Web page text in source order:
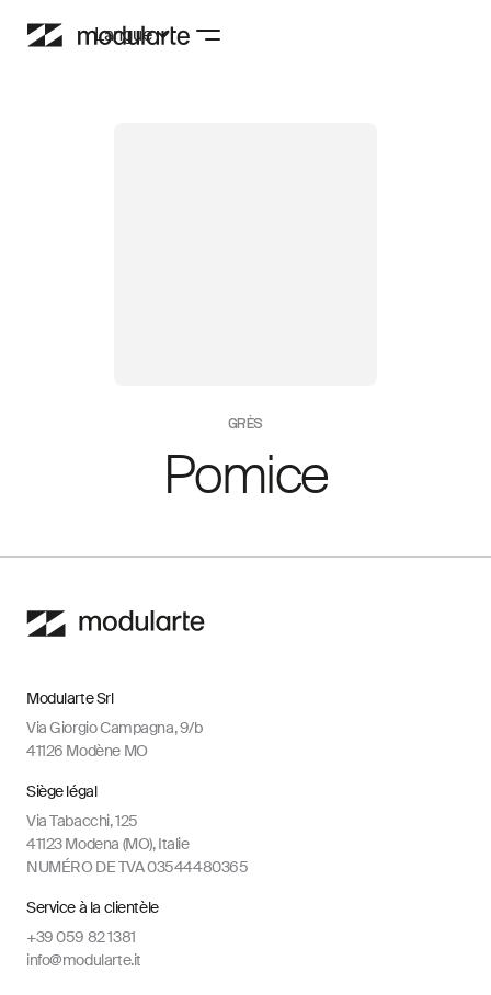
Langue
GRÈS
Pomice
Modularte Srl
Via Giorgio Campagna, 9/b
41126 Modène MO
Siège légal
Via Tabacchi, 125
41123 Modena (MO), Italie
NUMÉRO DE TVA 03544480365
Service à la clientèle
+39 059 82 1381
info@modularte.it